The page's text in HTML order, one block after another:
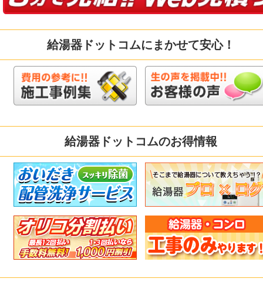
給湯器ドットコムにまかせて安心！
給湯器ドットコムのお得情報